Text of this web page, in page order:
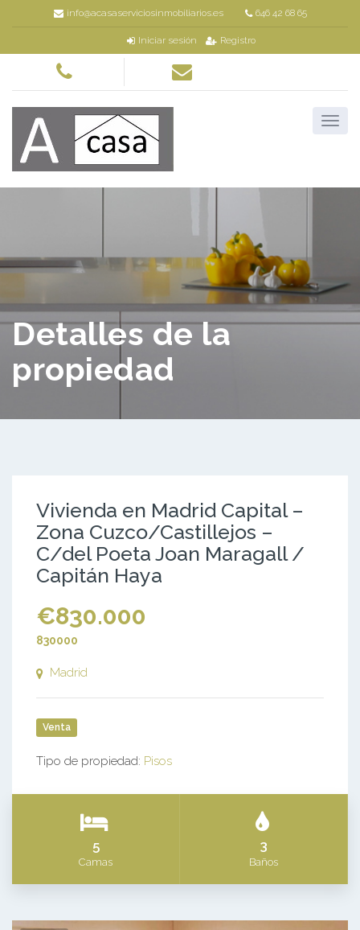
info@acasaserviciosinmobiliarios.es 646 42 68 65
Iniciar sesión Registro
Detalles de la
propiedad
Vivienda en Madrid Capital –
Zona Cuzco/Castillejos –
C/del Poeta Joan Maragall /
Capitán Haya
€830.000
830000
Madrid
Venta
Tipo de propiedad: Pisos
5
Camas
3
Baños